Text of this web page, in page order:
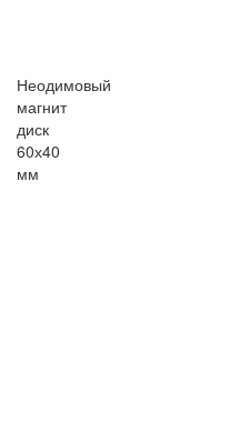
Неодимовый
магнит
диск
60х40
мм